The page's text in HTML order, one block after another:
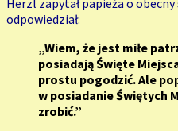
Herzl zapytał papieża o
odpowiedział:
„Wiem, że jest miłe
posiadają Święte
prostu pogodzić. Ale
w posiadanie Świętych
zrobić.”